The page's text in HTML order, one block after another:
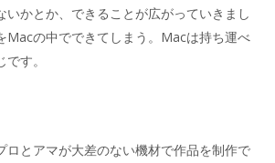
いかとか、できることが広がっていきまし
Macの中でできてしまう。Macは持ち運べ
す。
ロとアマが大差のない機材で作品を制作で